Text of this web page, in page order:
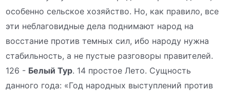
особенно сельское хозяйство. Но, как правило, все
эти неблаговидные дела поднимают народ на
восстание против темных сил, ибо народу нужна
стабильность, а не пустые разговоры правителей.
126 - Белый Тур. 14 простое Лето. Сущность
данного года: «Год народных выступлений против